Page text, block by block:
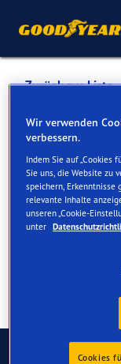
Zurück zur Liste
Dienste online
Kontakt
Kontaktieren Sie
Wir verwenden
verbessern.
Indem Sie auf „Cookies
Sie uns, die Website zu
speichern, Erkenntnisse
relevante Inhalte
unseren „Cookie-
unter
Cookies